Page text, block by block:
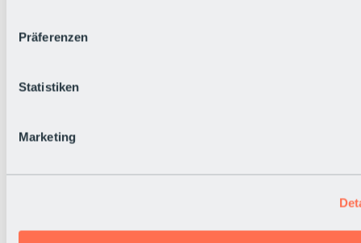
Präferenzen
Statistiken
Marketing